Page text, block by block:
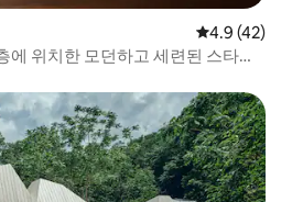
평점 4.9점(5
4.9 (42)
위치한 모던하고 세련된 스타일